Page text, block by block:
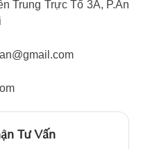
Trung Trực Tổ 3A, P.An
Nai
Tư Vấn